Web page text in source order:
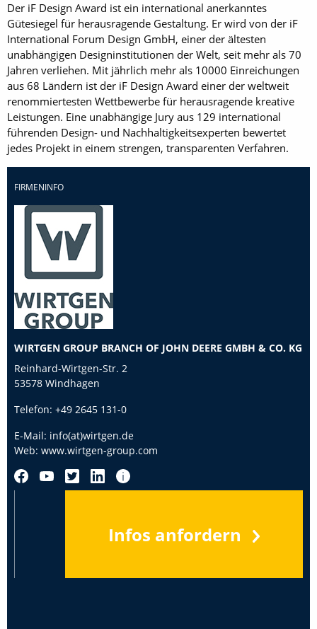
Der iF Design Award ist ein international anerkanntes
Gütesiegel für herausragende Gestaltung. Er wird von der iF
International Forum Design GmbH, einer der ältesten
unabhängigen Designinstitutionen der Welt, seit mehr als 70
Jahren verliehen. Mit jährlich mehr als 10000 Einreichungen
aus 68 Ländern ist der iF Design Award einer der weltweit
renommiertesten Wettbewerbe für herausragende kreative
Leistungen. Eine unabhängige Jury aus 129 international
führenden Design- und Nachhaltigkeitsexperten bewertet
jedes Projekt in einem strengen, transparenten Verfahren.
FIRMENINFO
WIRTGEN GROUP BRANCH OF JOHN DEERE GMBH & CO. KG
Reinhard-Wirtgen-Str. 2
53578 Windhagen
Telefon: +49 2645 131-0
E-Mail: info(at)wirtgen.de
Web: www.wirtgen-group.com
Infos anfordern